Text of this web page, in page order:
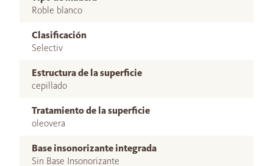
Roble blanco
Clasificación
Selectiv
Estructura de la superficie
cepillado
Tratamiento de la superficie
oleovera
Base insonorizante integrada
Sin Base Insonorizante